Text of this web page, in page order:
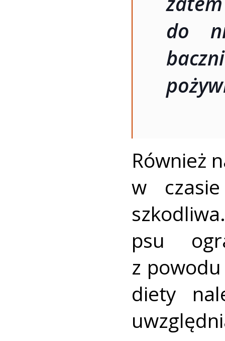
do
Również
w
psu
z
diety